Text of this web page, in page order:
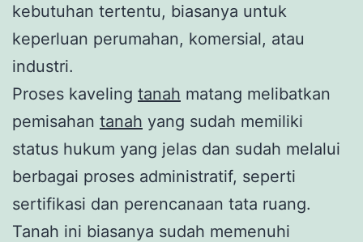
kebutuhan tertentu, biasanya untuk
keperluan perumahan, komersial, atau
industri.
Proses kaveling tanah matang melibatkan
pemisahan tanah yang sudah memiliki
status hukum yang jelas dan sudah melalui
berbagai proses administratif, seperti
sertifikasi dan perencanaan tata ruang.
Tanah ini biasanya sudah memenuhi